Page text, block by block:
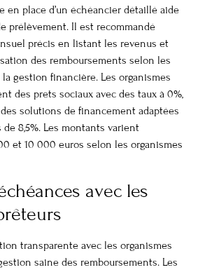
en place d’un échéancier détaillé aide
prélèvement. Il est recommandé
précis en listant les revenus et
des remboursements selon les
gestion financière. Les organismes
des prêts sociaux avec des taux à 0%,
des solutions de financement adaptées
8,5%. Les montants varient
et 10 000 euros selon les organismes
avec les
transparente avec les organismes
saine des remboursements. Les